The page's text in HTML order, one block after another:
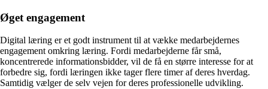
Øget engagement
Digital læring er et godt instrument til at vække medarbejdernes
engagement omkring læring. Fordi medarbejderne får små,
koncentrerede informationsbidder, vil de få en større interesse for at
forbedre sig, fordi læringen ikke tager flere timer af deres hverdag.
Samtidig vælger de selv vejen for deres professionelle udvikling.